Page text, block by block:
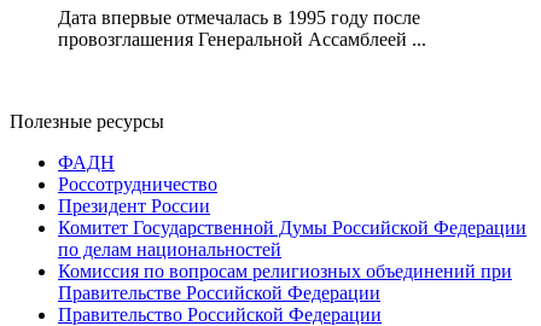
Дата впервые отмечалась в 1995 году после
провозглашения Генеральной Ассамблеей ...
Полезные ресурсы
ФАДН
Россотрудничество
Президент России
Комитет Государственной Думы Российской Федерации
по делам национальностей
Комиссия по вопросам религиозных объединений при
Правительстве Российской Федерации
Правительство Российской Федерации